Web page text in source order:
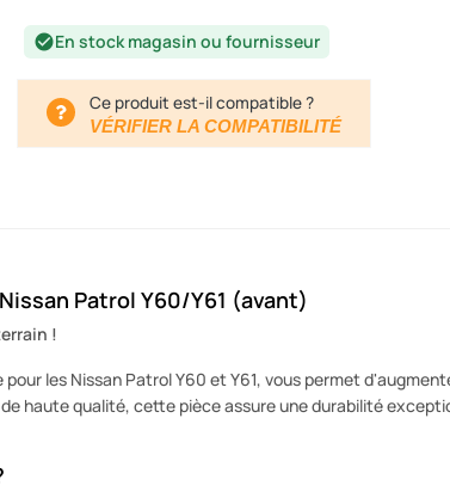
check_circleEn stock magasin ou fournisseur
Ce produit est-il compatible ?
VÉRIFIER LA COMPATIBILITÉ
Patrol Y60/Y61 (avant)
!
les Nissan Patrol Y60 et Y61, vous permet
haute qualité, cette pièce assure une durabilité